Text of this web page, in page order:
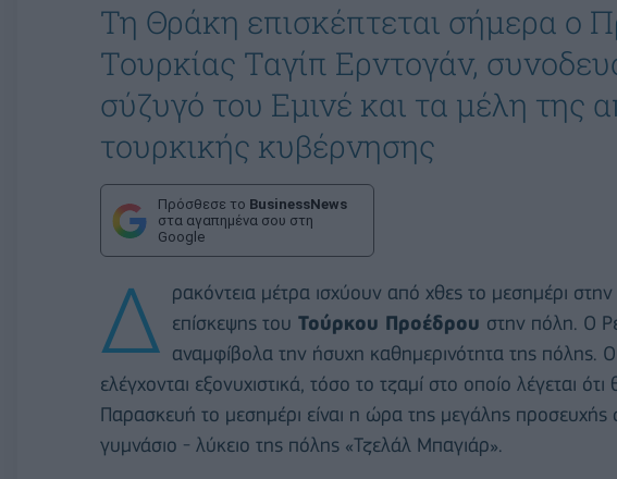
Τη Θράκη επισκέπτεται σήμερα ο
Τουρκίας Ταγίπ Ερντογάν,
σύζυγό του Εμινέ και τα μέλη της
τουρκικής κυβέρνησης
Πρόσθεσε το BusinessNews
στα αγαπημένα σου στη
Google
Δ ρακόντεια μέτρα ισχύουν από χθες το μεσημέρι στην
επίσκεψης του Τούρκου Προέδρου στην πόλη. Ο
αναμφίβολα την ήσυχη καθημερινότητα της πόλης.
ελέγχονται εξονυχιστικά, τόσο το τζαμί στο οποίο λέγεται
Παρασκευή το μεσημέρι είναι η ώρα της μεγάλης προσευχής
γυμνάσιο - λύκειο της πόλης «Τζελάλ Μπαγιάρ».